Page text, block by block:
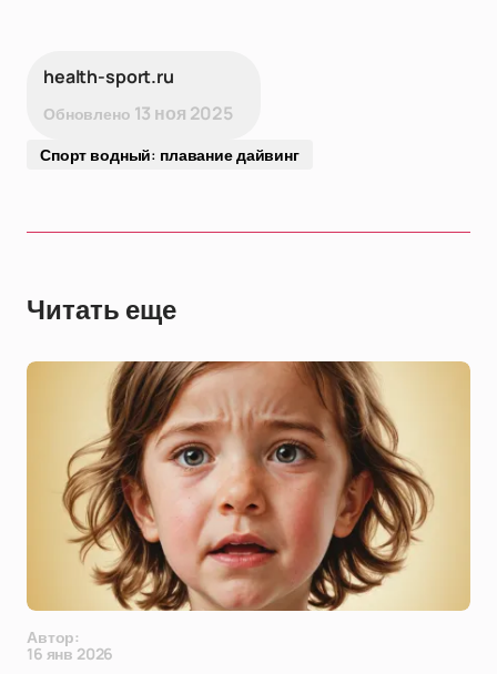
health-sport.ru
Обновлено 13 ноя 2025
Спорт водный: плавание дайвинг
Читать еще
Автор:
16 янв 2026